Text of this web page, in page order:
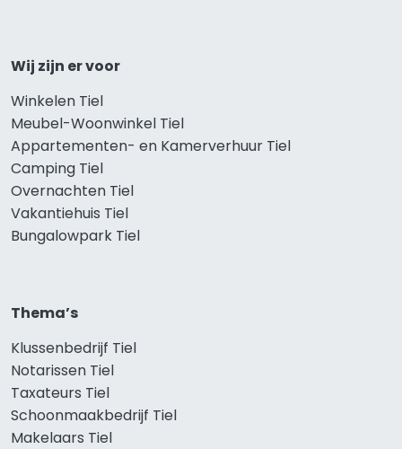
Wij zijn er voor
Winkelen Tiel
Meubel-Woonwinkel Tiel
Appartementen- en Kamerverhuur Tiel
Camping Tiel
Overnachten Tiel
Vakantiehuis Tiel
Bungalowpark Tiel
Thema’s
Klussenbedrijf Tiel
Notarissen Tiel
Taxateurs Tiel
Schoonmaakbedrijf Tiel
Makelaars Tiel